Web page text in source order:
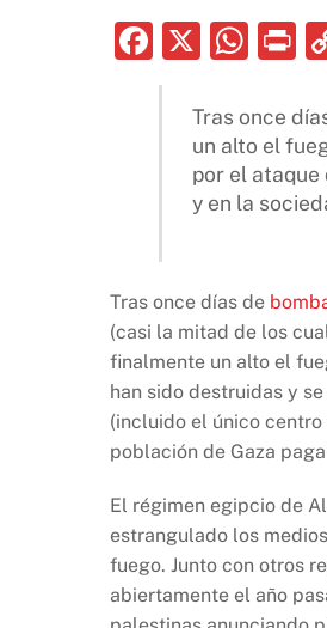
F
a
o
k
X
W
at
s
A
P
Tras once
un alto el
por el ataque
y en la
Tras once días de
(casi la mitad de los
finalmente un alto el
han sido destruidas y
(incluido el único
población de Gaza
El régimen egipcio de
estrangulado los
fuego. Junto con otros
abiertamente el año